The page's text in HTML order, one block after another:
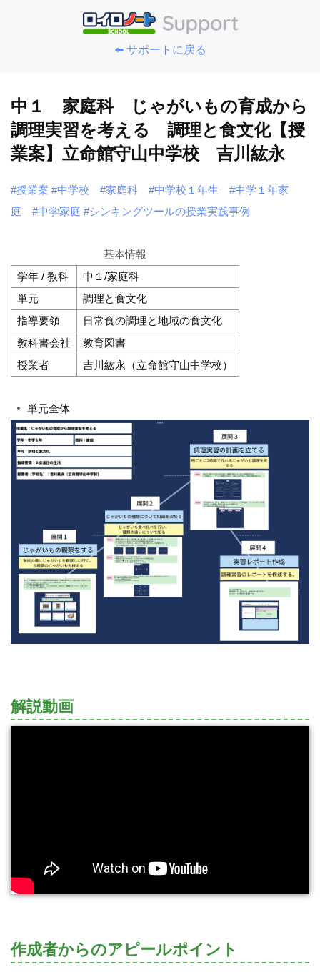
⬅️ サポートに戻る
中１ 家庭科 じゃがいもの育成から
調理実習を考える 調理と食文化【授
業案】立命館守山中学校 吉川紘永
#授業案 #中学校 #家庭科 #中学校１年生
#中学１年家
庭
#中学家庭 #シンキングツールの授業実践事例
基本情報
学年 / 教科
中１/家庭科
単元
調理と食文化
指導要領
日常食の調理と地域の食文化
教科書会社
教育図書
授業者
吉川紘永（立命館守山中学校）
単元全体
解説動画
作成者からのアピールポイント